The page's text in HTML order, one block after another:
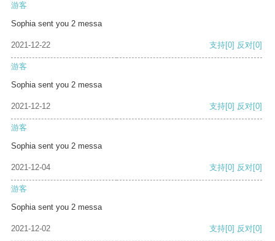
游客
Sophia sent you 2 messa
2021-12-22 支持[0] 反对[0]
游客
Sophia sent you 2 messa
2021-12-12 支持[0] 反对[0]
游客
Sophia sent you 2 messa
2021-12-04 支持[0] 反对[0]
游客
Sophia sent you 2 messa
2021-12-02 支持[0] 反对[0]